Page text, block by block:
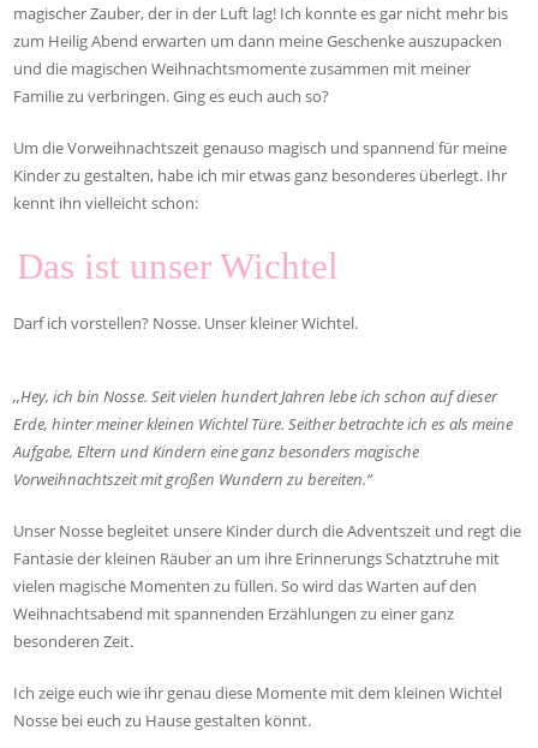
magischer Zauber, der in der Luft lag! Ich konnte es gar nicht mehr bis
zum Heilig Abend erwarten um dann meine Geschenke auszupacken
und die magischen Weihnachtsmomente zusammen mit meiner
Familie zu verbringen. Ging es euch auch so?
Um die Vorweihnachtszeit genauso magisch und spannend für meine
Kinder zu gestalten, habe ich mir etwas ganz besonderes überlegt. Ihr
kennt ihn vielleicht schon:
Das ist unser Wichtel
Darf ich vorstellen? Nosse. Unser kleiner Wichtel.
,,Hey, ich bin Nosse. Seit vielen hundert Jahren lebe ich schon auf dieser
Erde, hinter meiner kleinen Wichtel Türe. Seither betrachte ich es als meine
Aufgabe, Eltern und Kindern eine ganz besonders magische
Vorweihnachtszeit mit großen Wundern zu bereiten.”
Unser Nosse begleitet unsere Kinder durch die Adventszeit und regt die
Fantasie der kleinen Räuber an um ihre Erinnerungs Schatztruhe mit
vielen magische Momenten zu füllen. So wird das Warten auf den
Weihnachtsabend mit spannenden Erzählungen zu einer ganz
besonderen Zeit.
Ich zeige euch wie ihr genau diese Momente mit dem kleinen Wichtel
Nosse bei euch zu Hause gestalten könnt.